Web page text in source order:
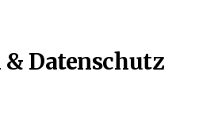
Datenschutz